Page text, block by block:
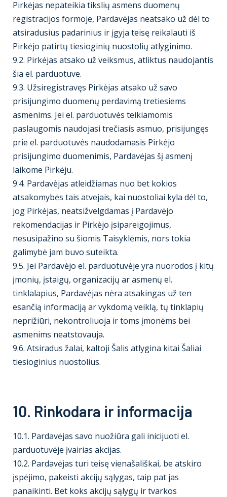
Pirkėjas nepateikia tikslių asmens duomenų
registracijos formoje, Pardavėjas neatsako už dėl to
atsiradusius padarinius ir įgyja teisę reikalauti iš
Pirkėjo patirtų tiesioginių nuostolių atlyginimo.
9.2. Pirkėjas atsako už veiksmus, atliktus naudojantis
šia el. parduotuve.
9.3. Užsiregistravęs Pirkėjas atsako už savo
prisijungimo duomenų perdavimą tretiesiems
asmenims. Jei el. parduotuvės teikiamomis
paslaugomis naudojasi trečiasis asmuo, prisijungęs
prie el. parduotuvės naudodamasis Pirkėjo
prisijungimo duomenimis, Pardavėjas šį asmenį
laikome Pirkėju.
9.4. Pardavėjas atleidžiamas nuo bet kokios
atsakomybės tais atvejais, kai nuostoliai kyla dėl to,
jog Pirkėjas, neatsižvelgdamas į Pardavėjo
rekomendacijas ir Pirkėjo įsipareigojimus,
nesusipažino su šiomis Taisyklėmis, nors tokia
galimybė jam buvo suteikta.
9.5. Jei Pardavėjo el. parduotuvėje yra nuorodos į kitų
įmonių, įstaigų, organizacijų ar asmenų el.
tinklalapius, Pardavėjas nėra atsakingas už ten
esančią informaciją ar vykdomą veiklą, tų tinklapių
neprižiūri, nekontroliuoja ir toms įmonėms bei
asmenims neatstovauja.
9.6. Atsiradus žalai, kaltoji Šalis atlygina kitai Šaliai
tiesioginius nuostolius.
10. Rinkodara ir informacija
10.1. Pardavėjas savo nuožiūra gali inicijuoti el.
parduotuvėje įvairias akcijas.
10.2. Pardavėjas turi teisę vienašališkai, be atskiro
įspėjimo, pakeisti akcijų sąlygas, taip pat jas
panaikinti. Bet koks akcijų sąlygų ir tvarkos